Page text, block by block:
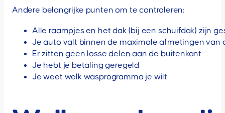
Andere belangrijke punten om te controleren:
Alle raampjes en het dak (bij een schuifdak) zijn
Je auto valt binnen de maximale afmetingen van
Er zitten geen losse delen aan de buitenkant
Je hebt je betaling geregeld
Je weet welk wasprogramma je wilt